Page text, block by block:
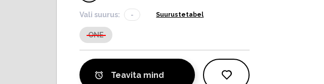
Vali suurus: - Suurustetabel
ONE
Teavita mind